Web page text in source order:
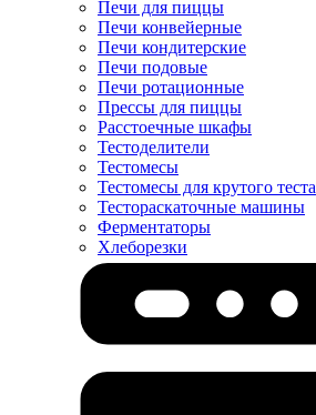
Печи для пиццы
Печи конвейерные
Печи кондитерские
Печи подовые
Печи ротационные
Прессы для пиццы
Расстоечные шкафы
Тестоделители
Тестомесы
Тестомесы для крутого теста
Тестораскаточные машины
Ферментаторы
Хлеборезки